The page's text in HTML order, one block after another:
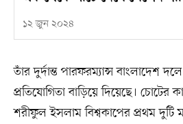
১২ জুন ২০২৪
তাঁর দুর্দান্ত পারফরম্যান্স বাংলাদেশ
প্রতিযোগিতা বাড়িয়ে দিয়েছে। চোটের
শরীফুল ইসলাম বিশ্বকাপের প্রথম দুটি